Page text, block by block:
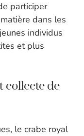
participer
dans les
individus
et plus
collecte de
le crabe royal